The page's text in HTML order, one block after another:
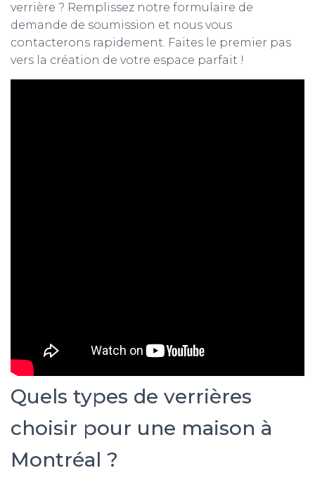
verrière ? Remplissez notre formulaire de
demande de soumission et nous vous
contacterons rapidement. Faites le premier pas
vers la création de votre espace parfait !
Quels types de verrières
choisir pour une maison à
Montréal ?